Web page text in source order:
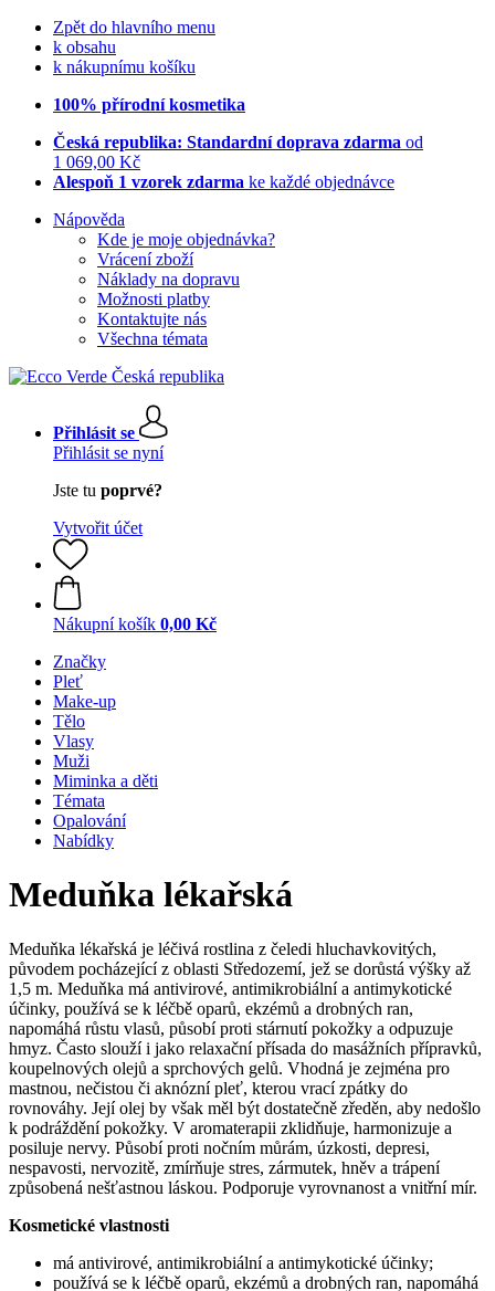
Zpět do hlavního menu
k obsahu
k nákupnímu košíku
100% přírodní kosmetika
Česká republika: Standardní doprava zdarma od
1 069,00 Kč
Alespoň 1 vzorek zdarma ke každé objednávce
Nápověda
Kde je moje objednávka?
Vrácení zboží
Náklady na dopravu
Možnosti platby
Kontaktujte nás
Všechna témata
Přihlásit se
Přihlásit se nyní
Jste tu poprvé?
Vytvořit účet
Nákupní košík 0,00 Kč
Značky
Pleť
Make-up
Tělo
Vlasy
Muži
Miminka a děti
Témata
Opalování
Nabídky
Meduňka lékařská
Meduňka lékařská je léčivá rostlina z čeledi hluchavkovitých,
původem pocházející z oblasti Středozemí, jež se dorůstá výšky až
1,5 m. Meduňka má antivirové, antimikrobiální a antimykotické
účinky, používá se k léčbě oparů, ekzémů a drobných ran,
napomáhá růstu vlasů, působí proti stárnutí pokožky a odpuzuje
hmyz. Často slouží i jako relaxační přísada do masážních přípravků,
koupelnových olejů a sprchových gelů. Vhodná je zejména pro
mastnou, nečistou či aknózní pleť, kterou vrací zpátky do
rovnováhy. Její olej by však měl být dostatečně zředěn, aby nedošlo
k podráždění pokožky. V aromaterapii zklidňuje, harmonizuje a
posiluje nervy. Působí proti nočním můrám, úzkosti, depresi,
nespavosti, nervozitě, zmírňuje stres, zármutek, hněv a trápení
způsobená nešťastnou láskou. Podporuje vyrovnanost a vnitřní mír.
Kosmetické vlastnosti
má antivirové, antimikrobiální a antimykotické účinky;
používá se k léčbě oparů, ekzémů a drobných ran, napomáhá